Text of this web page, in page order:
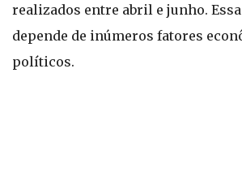
realizados entre abril e junho.
depende de inúmeros fatores
políticos.